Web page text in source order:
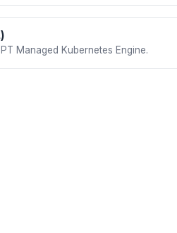
Managed Kubernetes Engine.